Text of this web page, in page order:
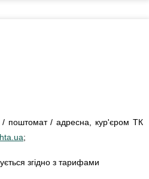
/ поштомат / адресна, кур'єром ТК
;
згідно з тарифами